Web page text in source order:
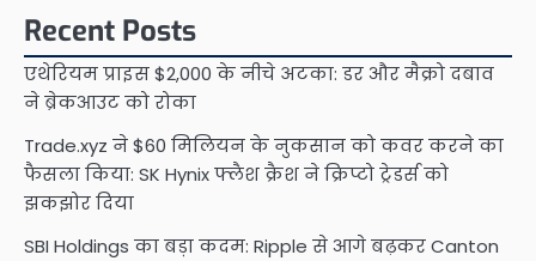
Recent Posts
एथेरियम प्राइस $2,000 के नीचे अटका: डर और मैक्रो दबाव
ने ब्रेकआउट को रोका
Trade.xyz ने $60 मिलियन के नुकसान को कवर करने का
फैसला किया: SK Hynix फ्लैश क्रैश ने क्रिप्टो ट्रेडर्स को
झकझोर दिया
SBI Holdings का बड़ा कदम: Ripple से आगे बढ़कर Canton